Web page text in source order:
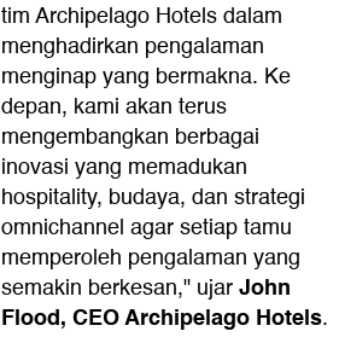
tim Archipelago Hotels dalam
menghadirkan pengalaman
menginap yang bermakna. Ke
depan, kami akan terus
mengembangkan berbagai
inovasi yang memadukan
hospitality, budaya, dan strategi
omnichannel agar setiap tamu
memperoleh pengalaman yang
semakin berkesan," ujarJohn
Flood, CEO Archipelago Hotels.